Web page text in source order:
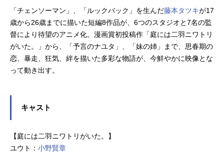
「チェンソーマン」、「ルックバック」を生んだ藤本タツキが17
歳から26歳までに描いた短編8作品が、6つのスタジオと7名の監
督により待望のアニメ化。漫画賞初投稿作「庭には二羽ニワトリ
がいた。」から、「予言のナユタ」、「妹の姉」まで、思春期の
恋、暴走、狂気、絆を描いた多彩な物語が、今鮮やかに映像とな
って動き出す。
キャスト
【庭には二羽ニワトリがいた。】
ユウト： 小野賢章